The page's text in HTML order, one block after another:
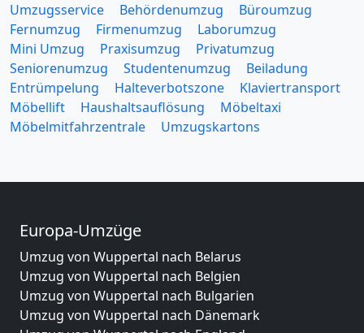
Umzugsservice Behördenumzug
Büroumzug
Fernumzug
Firmenumzug
Laborumzug
Mini Umzug
Praxisumzug
Privatumzug
Seniorenumzug
Studentenumzug
Beiladung
Entrümpelung
Halteverbotszone
Klaviertransport
Möbellift
Haushaltsauflösung
Möbeltaxi
Möbelmitfahrzentrale
Umzugskartons
Europa-Umzüge
Umzug von Wuppertal nach Belarus
Umzug von Wuppertal nach Belgien
Umzug von Wuppertal nach Bulgarien
Umzug von Wuppertal nach Dänemark